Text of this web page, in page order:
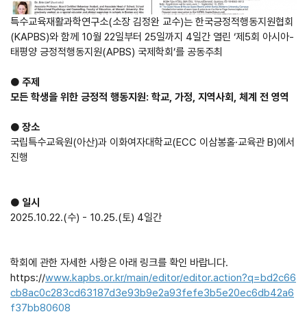
특수교육재활과학연구소(소장 김정완 교수)는 한국긍정적행동지원협회
(KAPBS)와 함께 10월 22일부터 25일까지 4일간 열린 ‘제5회 아시아-
태평양 긍정적행동지원(APBS) 국제학회’를 공동주최​
● 주제
모든 학생을 위한 긍정적 행동지원: 학교, 가정, 지역사회, 체계 전 영역​
● 장소
국립특수교육원(아산)과 이화여자대학교(ECC 이삼봉홀·교육관 B)에서
진행​
● 일시
2025.10.22.(수) - 10.25.(토) 4일간
학회에 관한 자세한 사항은 아래 링크를 확인 바랍니다.
​https://www.kapbs.or.kr/main/editor/editor.action?q=bd2c66
cb8ac0c283cd63187d3e93b9e2a93fefe3b5e20ec6db42a6
f37bb80608